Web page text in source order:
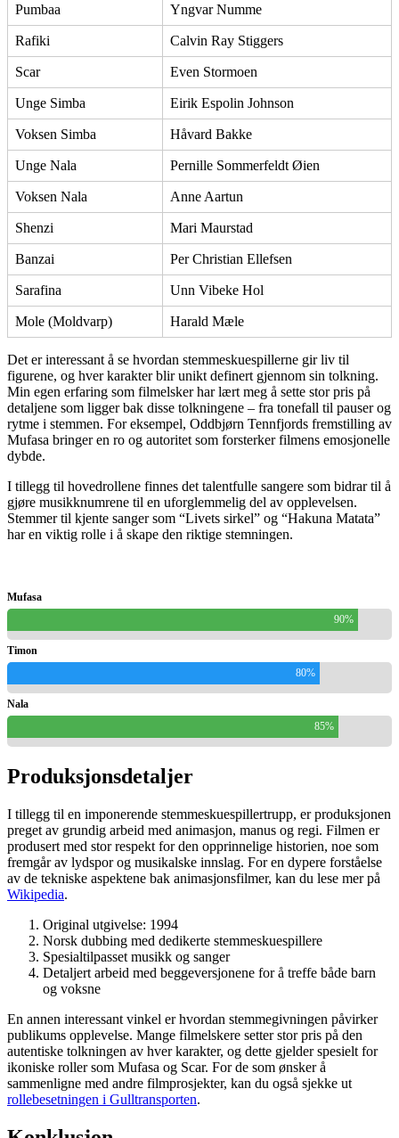
Pumbaa Yngvar Numme
Rafiki Calvin Ray Stiggers
Scar Even Stormoen
Unge Simba Eirik Espolin Johnson
Voksen Simba Håvard Bakke
Unge Nala Pernille Sommerfeldt Øien
Voksen Nala Anne Aartun
Shenzi Mari Maurstad
Banzai Per Christian Ellefsen
Sarafina Unn Vibeke Hol
Mole (Moldvarp) Harald Mæle
Det er interessant å se hvordan stemmeskuespillerne gir liv til
figurene, og hver karakter blir unikt definert gjennom sin tolkning.
Min egen erfaring som filmelsker har lært meg å sette stor pris på
detaljene som ligger bak disse tolkningene – fra tonefall til pauser og
rytme i stemmen. For eksempel, Oddbjørn Tennfjords fremstilling av
Mufasa bringer en ro og autoritet som forsterker filmens emosjonelle
dybde.
I tillegg til hovedrollene finnes det talentfulle sangere som bidrar til å
gjøre musikknumrene til en uforglemmelig del av opplevelsen.
Stemmer til kjente sanger som “Livets sirkel” og “Hakuna Matata”
har en viktig rolle i å skape den riktige stemningen.
Mufasa
90%
Timon
80%
Nala
85%
Produksjonsdetaljer
I tillegg til en imponerende stemmeskuespillertrupp, er produksjonen
preget av grundig arbeid med animasjon, manus og regi. Filmen er
produsert med stor respekt for den opprinnelige historien, noe som
fremgår av lydspor og musikalske innslag. For en dypere forståelse
av de tekniske aspektene bak animasjonsfilmer, kan du lese mer på
Wikipedia.
Original utgivelse: 1994
Norsk dubbing med dedikerte stemmeskuespillere
Spesialtilpasset musikk og sanger
Detaljert arbeid med beggeversjonene for å treffe både barn
og voksne
En annen interessant vinkel er hvordan stemmegivningen påvirker
publikums opplevelse. Mange filmelskere setter stor pris på den
autentiske tolkningen av hver karakter, og dette gjelder spesielt for
ikoniske roller som Mufasa og Scar. For de som ønsker å
sammenligne med andre filmprosjekter, kan du også sjekke ut
rollebesetningen i Gulltransporten.